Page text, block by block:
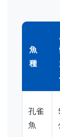
魚
種
孔雀
魚